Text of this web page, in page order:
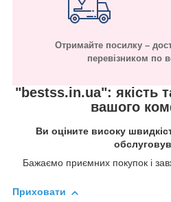
Отримайте посилку –
перевізником по
"bestss.in.ua": якість
вашого
Ви оціните високу
Бажаємо приємних покупок і
Приховати